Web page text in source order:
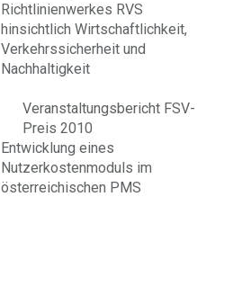
Richtlinienwerkes RVS
hinsichtlich Wirtschaftlichkeit,
Verkehrssicherheit und
Nachhaltigkeit
Veranstaltungsbericht FSV-
Preis 2010
Entwicklung eines
Nutzerkostenmoduls im
österreichischen PMS